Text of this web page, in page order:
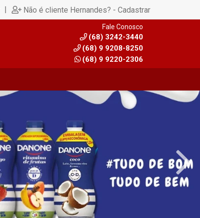
| Não é cliente Hernandes? - Cadastrar
Fale Conosco
(68) 3242-3440
(68) 9 9208-8250
(68) 9 9220-2306